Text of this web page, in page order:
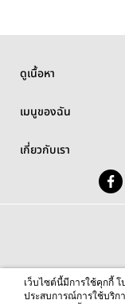
ดูเนื้อหา
เมนูของฉัน
เกี่ยวกับเรา
© 2026
This site is protected by
เว็บไซต์นี้มีการใช้คุกกี้
ประสบการณ์การใช้บริ